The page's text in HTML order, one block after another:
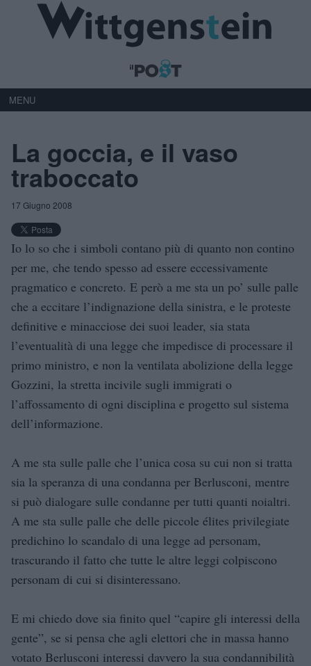
MENU
La goccia, e il vaso
traboccato
17 Giugno 2008
Io lo so che i simboli contano più di quanto non contino
per me, che tendo spesso ad essere eccessivamente
pragmatico e concreto. E però a me sta un po’ sulle palle
che a eccitare l’indignazione della sinistra, e le proteste
definitive e minacciose dei suoi leader, sia stata
l’eventualità di una legge che impedisce di processare il
primo ministro, e non la ventilata abolizione della legge
Gozzini, la stretta incivile sugli immigrati o
l’affossamento di ogni disciplina e progetto sul sistema
dell’informazione.
A me sta sulle palle che l’unica cosa su cui non si tratta
sia la speranza di una condanna per Berlusconi, mentre
si può dialogare sulle condanne per tutti quanti noialtri.
A me sta sulle palle che delle piccole élites privilegiate
predichino lo scandalo di una legge ad personam,
trascurando il fatto che tutte le altre leggi colpiscono
personam di cui si disinteressano.
E mi chiedo dove sia finito quel “capire gli interessi della
gente”, se si pensa che agli elettori che in massa hanno
votato Berlusconi interessi davvero la sua condannibilità